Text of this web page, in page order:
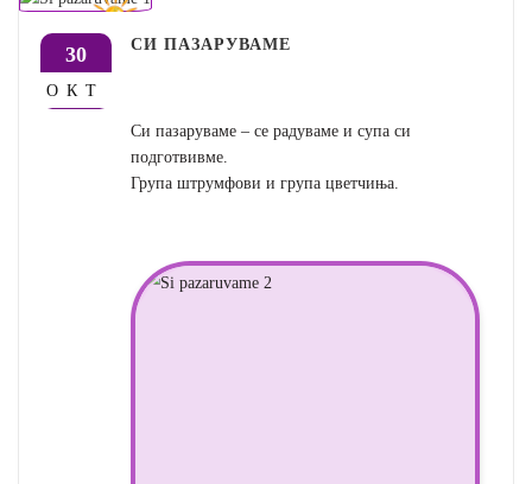
30
ОКТ
СИ ПАЗАРУВАМЕ
Си пазаруваме – се радуваме и супа си
подготвивме.
Група штрумфови и група цветчиња.